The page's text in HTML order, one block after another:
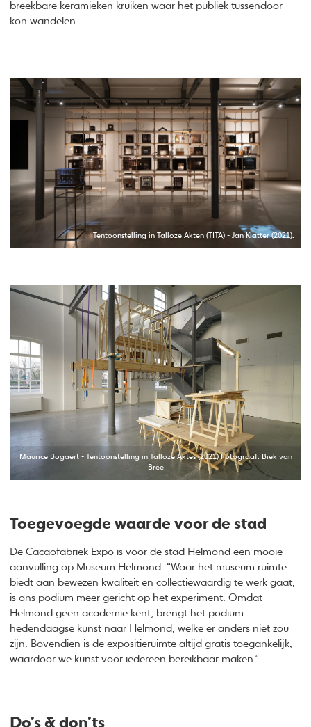
breekbare keramieken kruiken waar het publiek tussendoor
kon wandelen.
Tentoonstelling in Talloze Akten (TITA) - Jan Klatter (2021).
Maurice Bogaert - Tentoonstelling in Talloze Aktes (2021) Fotograaf: Biek van
Bree
Toegevoegde waarde voor de stad
De Cacaofabriek Expo is voor de stad Helmond een mooie
aanvulling op Museum Helmond: “Waar het museum ruimte
biedt aan bewezen kwaliteit en collectiewaardig te werk gaat,
is ons podium meer gericht op het experiment. Omdat
Helmond geen academie kent, brengt het podium
hedendaagse kunst naar Helmond, welke er anders niet zou
zijn. Bovendien is de expositieruimte altijd gratis toegankelijk,
waardoor we kunst voor iedereen bereikbaar maken.”
Do’s & don’ts